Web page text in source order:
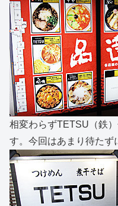
相変わらずTETSU（鉄
す。今回はあまり待たず